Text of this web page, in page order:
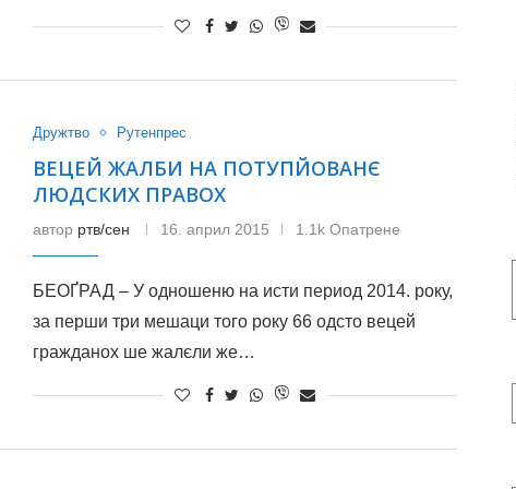
Дружтво Рутенпрес
ВЕЦЕЙ ЖАЛБИ НА ПОТУПЙОВАНЄ
ЛЮДСКИХ ПРАВОХ
автор ртв/сен 16. април 2015 1.1k Опатрене
БЕОҐРАД – У одношеню на исти период 2014. року,
за перши три мешаци того року 66 одсто вецей
гражданох ше жалєли же…